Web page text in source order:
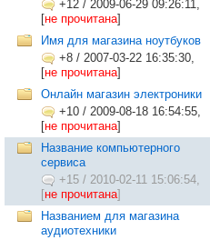
+12 / 2009-06-29 09:26:11,
[не прочитана]
Имя для магазина ноутбуков
+8 / 2007-03-22 16:35:30,
[не прочитана]
Онлайн магазин электроники
+10 / 2009-08-18 16:54:55,
[не прочитана]
Название компьютерного
сервиса
+15 / 2010-02-11 15:06:54,
[не прочитана]
Названием для магазина
аудиотехники